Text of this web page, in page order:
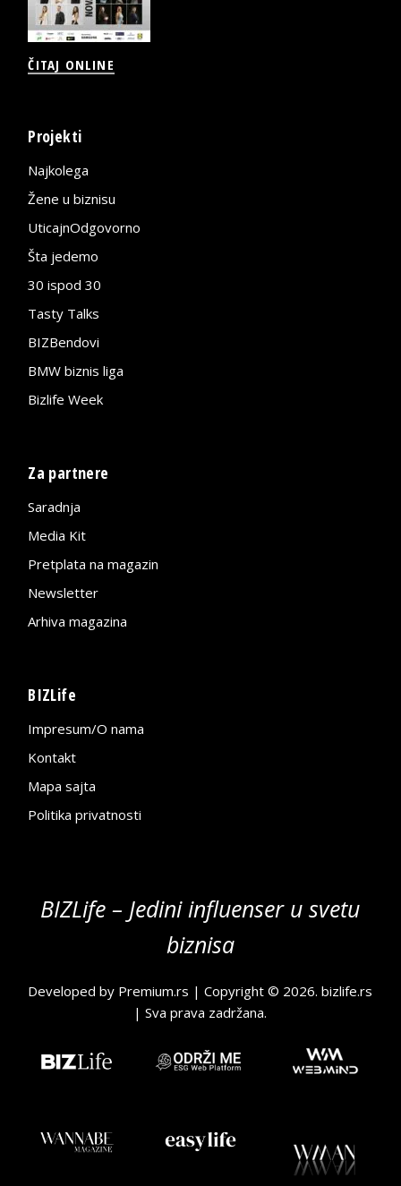
ČITAJ ONLINE
Projekti
Najkolega
Žene u biznisu
UticajnOdgovorno
Šta jedemo
30 ispod 30
Tasty Talks
BIZBendovi
BMW biznis liga
Bizlife Week
Za partnere
Saradnja
Media Kit
Pretplata na magazin
Newsletter
Arhiva magazina
BIZLife
Impresum/O nama
Kontakt
Mapa sajta
Politika privatnosti
BIZLife – Jedini influenser u svetu
biznisa
Developed by Premium.rs | Copyright © 2026.bizlife.rs
| Sva prava zadržana.